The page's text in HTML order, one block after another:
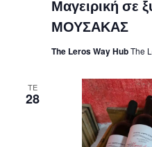
Μαγειρική σε
ΜΟΥΣΑΚΑΣ
The Leros Way HubThe
ΤΕ
28